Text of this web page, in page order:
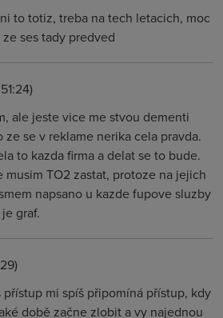
to totiz, treba na tech letacich, moc
ses tady predved
ale jeste vice me stvou dementi
se v reklame nerika cela pravda.
to kazda firma a delat se to bude.
musim TO2 zastat, protoze na jejich
napsano u kazde fupove sluzby
graf.
přístup mi spíš připomíná přístup, kdy
době začne zlobit a vy najednou